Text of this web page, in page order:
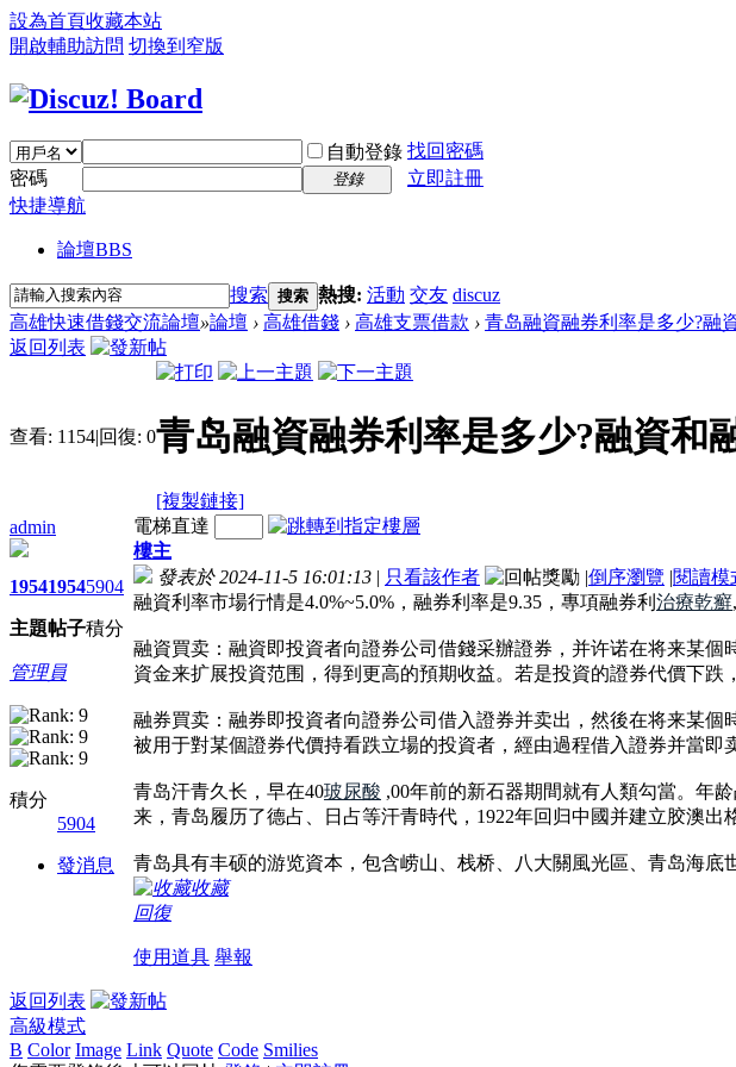
設為首頁收藏本站
開啟輔助訪問 切換到窄版
自動登錄 找回密碼
密碼
登錄
立即註冊
快捷導航
論壇BBS
搜索 搜索 熱搜: 活動 交友 discuz
高雄快速借錢交流論壇»論壇 › 高雄借錢 › 高雄支票借款 › 青岛融資融券利率是多少?融
返回列表
查看: 1154|回復: 0青岛融資融券利率是多少?融資和
[複製鏈接]
admin
1954
主題
1954
帖子
5904
積分
管理員
積分
5904
發消息
電梯直達
樓主
發表於 2024-11-5 16:01:13 | 只看該作者 |倒序瀏覽 |閱讀模
融資利率市場行情是4.0%~5.0%，融券利率是9.35，專項融券利 治療乾癬
融資買卖：融資即投資者向證券公司借錢采辦證券，并许诺在将来某
資金来扩展投資范围，得到更高的預期收益。若是投資的證券代價下跌
融券買卖：融券即投資者向證券公司借入證券并卖出，然後在将来某
被用于對某個證券代價持看跌立場的投資者，經由過程借入證券并當
青岛汗青久长，早在40玻尿酸 ,00年前的新石器期間就有人類勾當。年
来，青岛履历了德占、日占等汗青時代，1922年回归中國并建立胶澳出
青岛具有丰硕的游览資本，包含崂山、栈桥、八大關風光區、青岛海底
收藏
回復
使用道具 舉報
返回列表
高級模式
B Color Image Link Quote Code Smilies